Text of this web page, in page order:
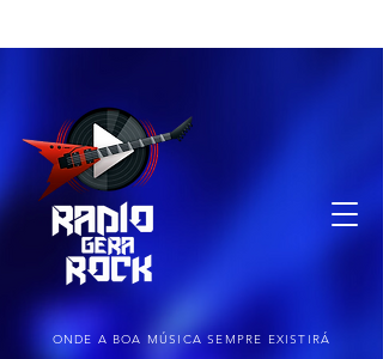
ONDE A BOA MÚSICA SEMPRE EXISTIRÁ